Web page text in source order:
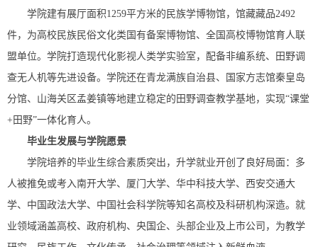
学院建有展厅面积1259平方米的民族学博物馆，馆藏藏品2492
件，为高校民族民俗文化类国有备案博物馆、全国高校博物馆育人联
盟单位。学院打造现代化影视人类学实验室，配备非编系统、田野调
查无人机等先进设备。学院还在青龙满族自治县、国家方志馆秦皇岛
分馆、山海关区孟姜镇等地建立稳定的田野调查教学基地，实现“课堂
+田野”一体化育人。
毕业生发展与学院愿景
学院培养的毕业生综合素质突出，升学就业开创了良好局面：多
人被推免或考入南开大学、厦门大学、华中科技大学、西安交通大
学、中国政法大学、中国社会科学院等知名高校及科研机构深造。就
业领域涵盖高校、政府机构、央国企、头部企业及上市公司，为教学